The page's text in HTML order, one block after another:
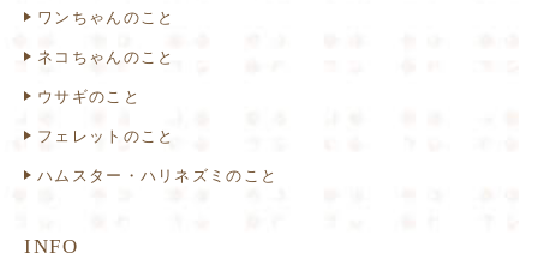
ワンちゃんのこと
ネコちゃんのこと
ウサギのこと
フェレットのこと
ハムスター・ハリネズミのこと
INFO